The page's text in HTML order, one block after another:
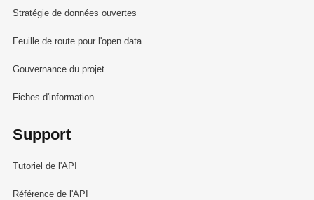
Stratégie de données ouvertes
Feuille de route pour l'open data
Gouvernance du projet
Fiches d'information
Support
Tutoriel de l'API
Référence de l'API